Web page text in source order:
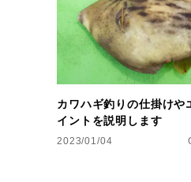
カワハギ釣りの仕掛けや
イントを説明します
2023/01/04